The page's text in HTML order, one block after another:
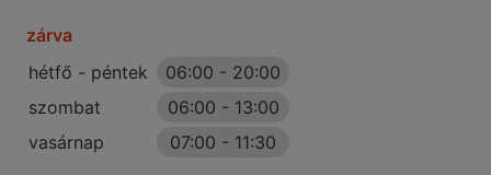
zárva
hétfő - péntek
06:00 - 20:00
szombat
06:00 - 13:00
vasárnap
07:00 - 11:30